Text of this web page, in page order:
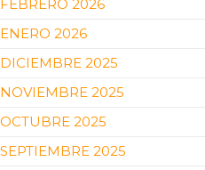
FEBRERO 2026
ENERO 2026
DICIEMBRE 2025
NOVIEMBRE 2025
OCTUBRE 2025
SEPTIEMBRE 2025